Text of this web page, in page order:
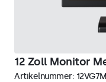
12 Zoll Monitor
Artikelnummer: 12VG7M